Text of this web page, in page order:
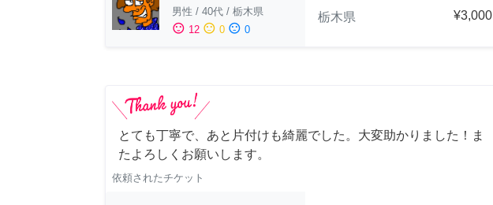
男性 / 40代 / 栃木県
sentiment_satisfied 12 sentiment_neutral 0 sentiment_dissatisfied 0
栃木県
¥3,000
とても丁寧で、あと片付けも綺麗でした。大変助かりました！ま
たよろしくお願いします。
依頼されたチケット